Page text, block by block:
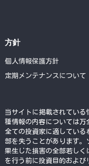
方針
個人情報保護方針
定期メンテナンスについて
当サイトに掲載されてい
種情報の内容については万
全ての投資家に適している
部を失うことがあります。
果生じた損害の全部若しく
を行う前に投資目的およ